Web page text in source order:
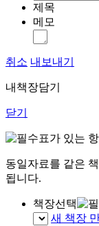
제목
메모
취소 내보내기
내책장담기
닫기
표가 있는
동일자료를 같은
됩니다.
책장선택
새 책장